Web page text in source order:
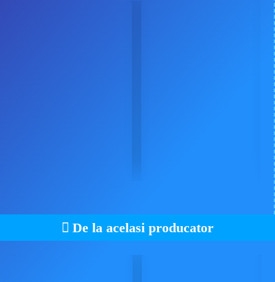
De la acelasi producator